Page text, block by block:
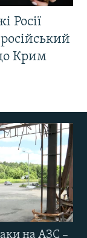
Росії
Крим
на АЗС –